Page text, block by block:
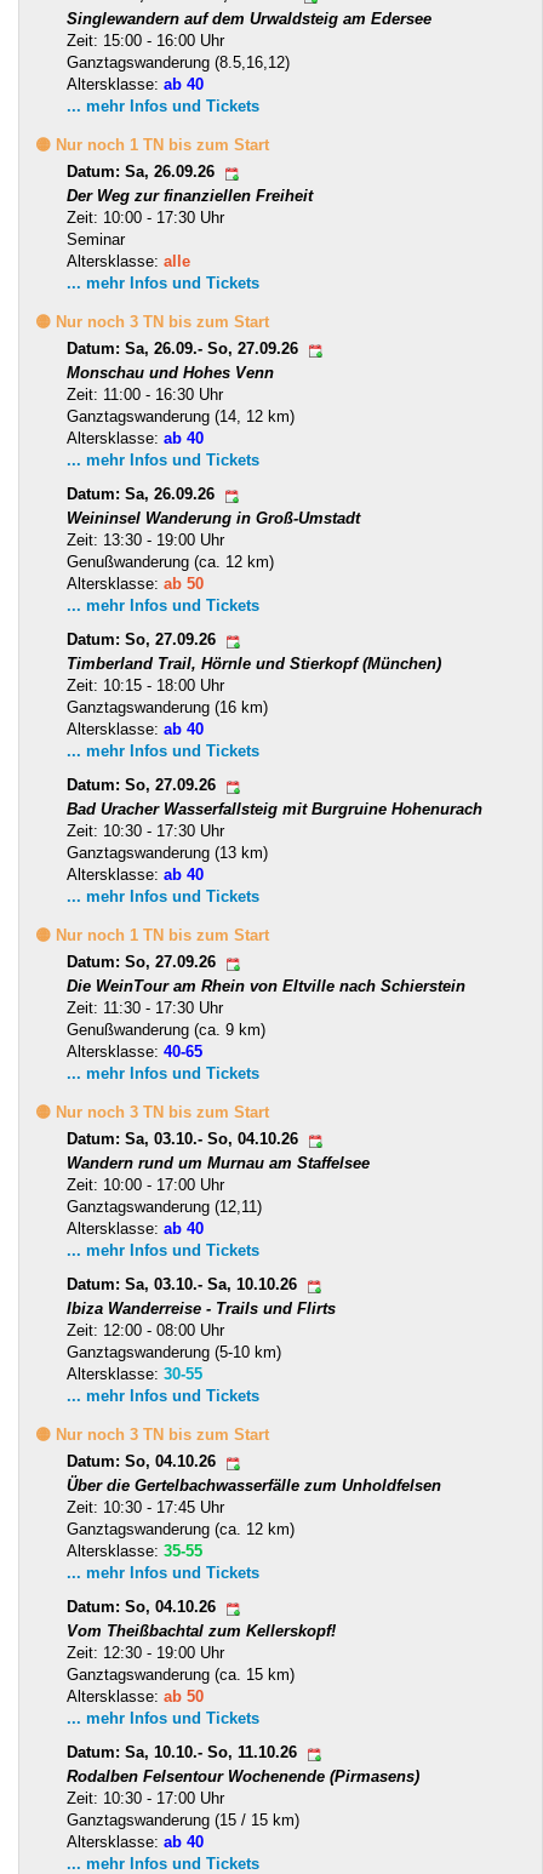
Singlewandern auf dem Urwaldsteig am Edersee
Zeit: 15:00 - 16:00 Uhr
Ganztagswanderung (8.5,16,12)
Altersklasse: ab 40
... mehr Infos und Tickets
🟡 Nur noch 1 TN bis zum Start
Datum: Sa, 26.09.26
Der Weg zur finanziellen Freiheit
Zeit: 10:00 - 17:30 Uhr
Seminar
Altersklasse: alle
... mehr Infos und Tickets
🟡 Nur noch 3 TN bis zum Start
Datum: Sa, 26.09.- So, 27.09.26
Monschau und Hohes Venn
Zeit: 11:00 - 16:30 Uhr
Ganztagswanderung (14, 12 km)
Altersklasse: ab 40
... mehr Infos und Tickets
Datum: Sa, 26.09.26
Weininsel Wanderung in Groß-Umstadt
Zeit: 13:30 - 19:00 Uhr
Genußwanderung (ca. 12 km)
Altersklasse: ab 50
... mehr Infos und Tickets
Datum: So, 27.09.26
Timberland Trail, Hörnle und Stierkopf (München)
Zeit: 10:15 - 18:00 Uhr
Ganztagswanderung (16 km)
Altersklasse: ab 40
... mehr Infos und Tickets
Datum: So, 27.09.26
Bad Uracher Wasserfallsteig mit Burgruine Hohenurach
Zeit: 10:30 - 17:30 Uhr
Ganztagswanderung (13 km)
Altersklasse: ab 40
... mehr Infos und Tickets
🟡 Nur noch 1 TN bis zum Start
Datum: So, 27.09.26
Die WeinTour am Rhein von Eltville nach Schierstein
Zeit: 11:30 - 17:30 Uhr
Genußwanderung (ca. 9 km)
Altersklasse: 40-65
... mehr Infos und Tickets
🟡 Nur noch 3 TN bis zum Start
Datum: Sa, 03.10.- So, 04.10.26
Wandern rund um Murnau am Staffelsee
Zeit: 10:00 - 17:00 Uhr
Ganztagswanderung (12,11)
Altersklasse: ab 40
... mehr Infos und Tickets
Datum: Sa, 03.10.- Sa, 10.10.26
Ibiza Wanderreise - Trails und Flirts
Zeit: 12:00 - 08:00 Uhr
Ganztagswanderung (5-10 km)
Altersklasse: 30-55
... mehr Infos und Tickets
🟡 Nur noch 3 TN bis zum Start
Datum: So, 04.10.26
Über die Gertelbachwasserfälle zum Unholdfelsen
Zeit: 10:30 - 17:45 Uhr
Ganztagswanderung (ca. 12 km)
Altersklasse: 35-55
... mehr Infos und Tickets
Datum: So, 04.10.26
Vom Theißbachtal zum Kellerskopf!
Zeit: 12:30 - 19:00 Uhr
Ganztagswanderung (ca. 15 km)
Altersklasse: ab 50
... mehr Infos und Tickets
Datum: Sa, 10.10.- So, 11.10.26
Rodalben Felsentour Wochenende (Pirmasens)
Zeit: 10:30 - 17:00 Uhr
Ganztagswanderung (15 / 15 km)
Altersklasse: ab 40
... mehr Infos und Tickets